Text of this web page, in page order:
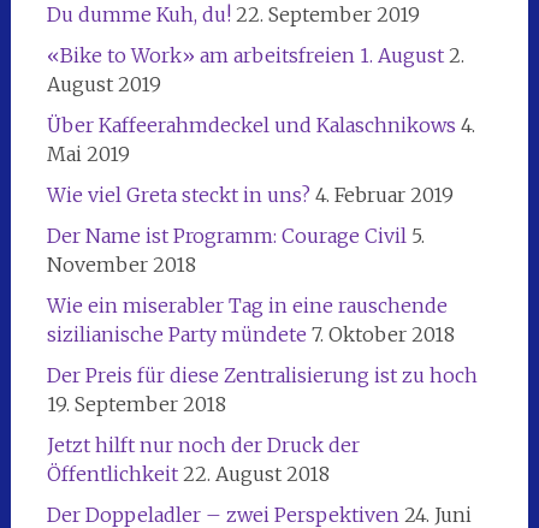
Du dumme Kuh, du! 22. September 2019
«Bike to Work» am arbeitsfreien 1. August 2.
August 2019
Über Kaffeerahmdeckel und Kalaschnikows 4.
Mai 2019
Wie viel Greta steckt in uns? 4. Februar 2019
Der Name ist Programm: Courage Civil 5.
November 2018
Wie ein miserabler Tag in eine rauschende
sizilianische Party mündete 7. Oktober 2018
Der Preis für diese Zentralisierung ist zu hoch
19. September 2018
Jetzt hilft nur noch der Druck der
Öffentlichkeit 22. August 2018
Der Doppeladler – zwei Perspektiven 24. Juni